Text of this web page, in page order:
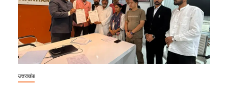
उत्तराखंड